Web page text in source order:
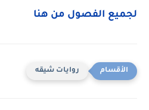
لجميع الفصول من هنا
روايات شيقه